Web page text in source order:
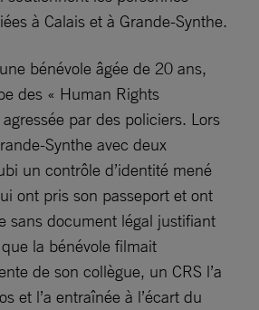
à Calais et à Grande-Synthe.
bénévole âgée de 20 ans,
des « Human Rights
par des policiers. Lors
Synthe avec deux
un contrôle d’identité mené
ont pris son passeport et ont
sans document légal justifiant
la bénévole filmait
de son collègue, un CRS l’a
et l’a entraînée à l’écart du